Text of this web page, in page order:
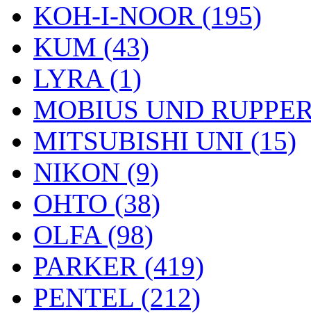
KOH-I-NOOR (195)
KUM (43)
LYRA (1)
MOBIUS UND
MITSUBISHI UNI (15)
NIKON (9)
OHTO (38)
OLFA (98)
PARKER (419)
PENTEL (212)